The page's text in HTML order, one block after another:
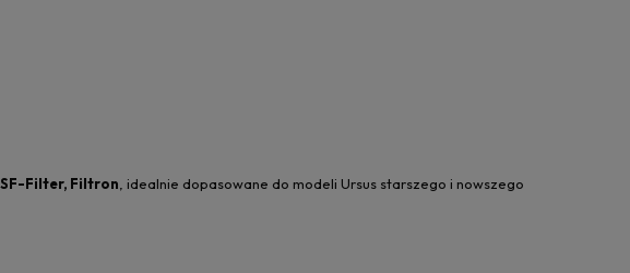
Filter, Filtron, idealnie dopasowane do modeli Ursus starszego i nowszego